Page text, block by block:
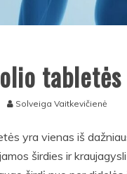
tabletės
Solveiga Vaitkevičienė
yra vienas iš
širdies ir